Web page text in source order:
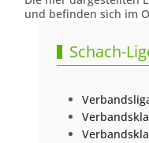
und befinden sich im
Schach-